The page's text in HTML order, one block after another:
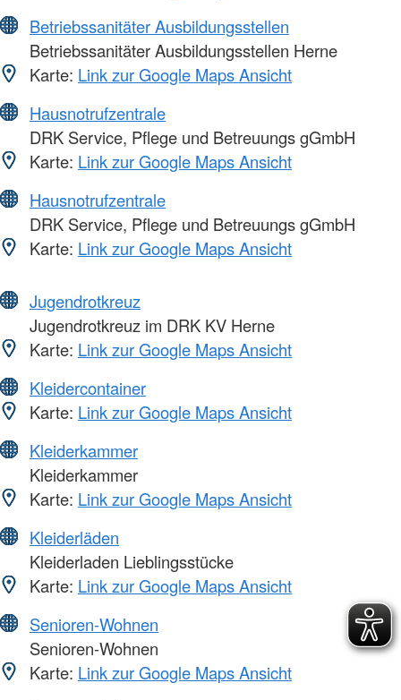
Betriebssanitäter Ausbildungsstellen
Betriebssanitäter Ausbildungsstellen Herne
Karte: Link zur Google Maps Ansicht
Hausnotrufzentrale
DRK Service, Pflege und Betreuungs gGmbH
Karte: Link zur Google Maps Ansicht
Hausnotrufzentrale
DRK Service, Pflege und Betreuungs gGmbH
Karte: Link zur Google Maps Ansicht
Jugendrotkreuz
Jugendrotkreuz im DRK KV Herne
Karte: Link zur Google Maps Ansicht
Kleidercontainer
Karte: Link zur Google Maps Ansicht
Kleiderkammer
Kleiderkammer
Karte: Link zur Google Maps Ansicht
Kleiderläden
Kleiderladen Lieblingsstücke
Karte: Link zur Google Maps Ansicht
Senioren-Wohnen
Senioren-Wohnen
Karte: Link zur Google Maps Ansicht